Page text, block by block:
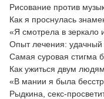
Рисование против
Как я проснулась
«Я смотрела в зеркало
Опыт лечения:
Самая суровая стигма
Как ужиться двум
«В мании я была
Рыдкина, секс-